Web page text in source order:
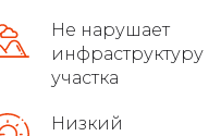
плит
Не нарушает
инфраструктуру
участка
Низкий